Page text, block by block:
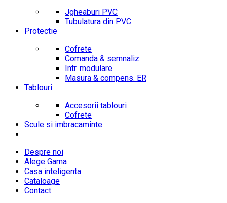
Jgheaburi PVC
Tubulatura din PVC
Protectie
Cofrete
Comanda & semnaliz.
Intr. modulare
Masura & compens. ER
Tablouri
Accesorii tablouri
Cofrete
Scule si imbracaminte
Despre noi
Alege Gama
Casa inteligenta
Cataloage
Contact